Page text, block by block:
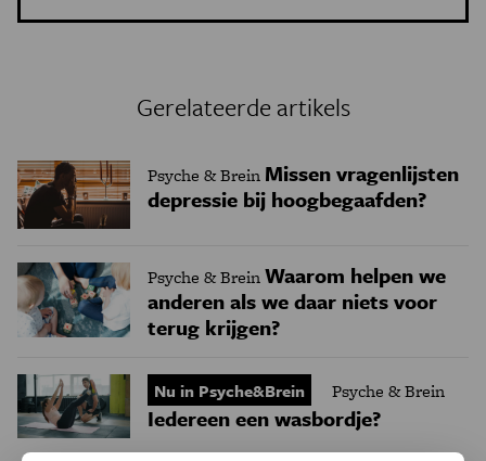
Gerelateerde artikels
Psyche & Brein Missen vragenlijsten
depressie bij hoogbegaafden?
Psyche & BreinWaarom helpen we
anderen als we daar niets voor
terug krijgen?
Nu in Psyche&Brein Psyche & Brein
Iedereen een wasbordje?